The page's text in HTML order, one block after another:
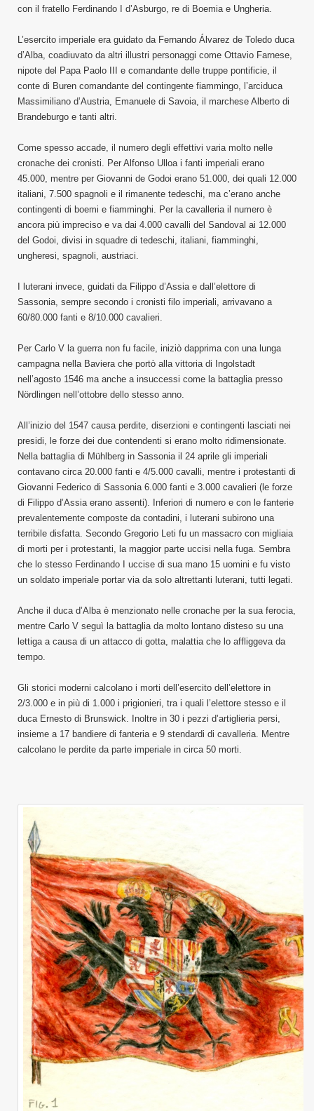
con il fratello Ferdinando I d’Asburgo, re di Boemia e Ungheria.
L’esercito imperiale era guidato da Fernando Álvarez de Toledo duca
d’Alba, coadiuvato da altri illustri personaggi come Ottavio Farnese,
nipote del Papa Paolo III e comandante delle truppe pontificie, il
conte di Buren comandante del contingente fiammingo, l’arciduca
Massimiliano d’Austria, Emanuele di Savoia, il marchese Alberto di
Brandeburgo e tanti altri.
Come spesso accade, il numero degli effettivi varia molto nelle
cronache dei cronisti. Per Alfonso Ulloa i fanti imperiali erano
45.000, mentre per Giovanni de Godoi erano 51.000, dei quali 12.000
italiani, 7.500 spagnoli e il rimanente tedeschi, ma c’erano anche
contingenti di boemi e fiamminghi. Per la cavalleria il numero è
ancora più impreciso e va dai 4.000 cavalli del Sandoval ai 12.000
del Godoi, divisi in squadre di tedeschi, italiani, fiamminghi,
ungheresi, spagnoli, austriaci.
I luterani invece, guidati da Filippo d’Assia e dall’elettore di
Sassonia, sempre secondo i cronisti filo imperiali, arrivavano a
60/80.000 fanti e 8/10.000 cavalieri.
Per Carlo V la guerra non fu facile, iniziò dapprima con una lunga
campagna nella Baviera che portò alla vittoria di Ingolstadt
nell’agosto 1546 ma anche a insuccessi come la battaglia presso
Nördlingen nell’ottobre dello stesso anno.
All’inizio del 1547 causa perdite, diserzioni e contingenti lasciati nei
presidi, le forze dei due contendenti si erano molto ridimensionate.
Nella battaglia di Mühlberg in Sassonia il 24 aprile gli imperiali
contavano circa 20.000 fanti e 4/5.000 cavalli, mentre i protestanti di
Giovanni Federico di Sassonia 6.000 fanti e 3.000 cavalieri (le forze
di Filippo d’Assia erano assenti). Inferiori di numero e con le fanterie
prevalentemente composte da contadini, i luterani subirono una
terribile disfatta. Secondo Gregorio Leti fu un massacro con migliaia
di morti per i protestanti, la maggior parte uccisi nella fuga. Sembra
che lo stesso Ferdinando I uccise di sua mano 15 uomini e fu visto
un soldato imperiale portar via da solo altrettanti luterani, tutti legati.
Anche il duca d’Alba è menzionato nelle cronache per la sua ferocia,
mentre Carlo V seguì la battaglia da molto lontano disteso su una
lettiga a causa di un attacco di gotta, malattia che lo affliggeva da
tempo.
Gli storici moderni calcolano i morti dell’esercito dell’elettore in
2/3.000 e in più di 1.000 i prigionieri, tra i quali l’elettore stesso e il
duca Ernesto di Brunswick. Inoltre in 30 i pezzi d’artiglieria persi,
insieme a 17 bandiere di fanteria e 9 stendardi di cavalleria. Mentre
calcolano le perdite da parte imperiale in circa 50 morti.